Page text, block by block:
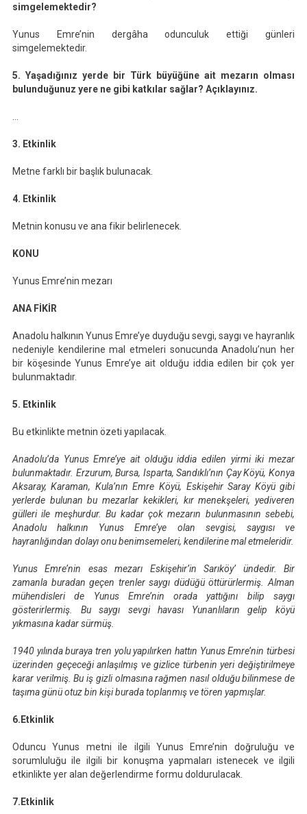
simgelemektedir?
Yunus Emre’nin dergâha odunculuk ettiği günleri
simgelemektedir.
5. Yaşadığınız yerde bir Türk büyüğüne ait mezarın olması
bulunduğunuz yere ne gibi katkılar sağlar? Açıklayınız.
3. Etkinlik
Metne farklı bir başlık bulunacak.
4. Etkinlik
Metnin konusu ve ana fikir belirlenecek.
KONU
Yunus Emre’nin mezarı
ANA FİKİR
Anadolu halkının Yunus Emre’ye duyduğu sevgi, saygı ve hayranlık
nedeniyle kendilerine mal etmeleri sonucunda Anadolu’nun her
bir köşesinde Yunus Emre’ye ait olduğu iddia edilen bir çok yer
bulunmaktadır.
5. Etkinlik
Bu etkinlikte metnin özeti yapılacak.
Anadolu’da Yunus Emre’ye ait olduğu iddia edilen yirmi iki mezar
bulunmaktadır. Erzurum, Bursa, Isparta, Sandıklı’nın Çay Köyü, Konya
Aksaray, Karaman, Kula’nın Emre Köyü, Eskişehir Saray Köyü gibi
yerlerde bulunan bu mezarlar kekikleri, kır menekşeleri, yediveren
gülleri ile meşhurdur. Bu kadar çok mezarın bulunmasının sebebi,
Anadolu halkının Yunus Emre’ye olan sevgisi, saygısı ve
hayranlığından dolayı onu benimsemeleri, kendilerine mal etmeleridir.
Yunus Emre’nin esas mezarı Eskişehir’in Sarıköy’ ündedir. Bir
zamanla buradan geçen trenler saygı düdüğü öttürürlermiş. Alman
mühendisleri de Yunus Emre’nin orada yattığını bilip saygı
gösterirlermiş. Bu saygı sevgi havası Yunanlıların gelip köyü
yıkmasına kadar sürmüş.
1940 yılında buraya tren yolu yapılırken hattın Yunus Emre’nin türbesi
üzerinden geçeceği anlaşılmış ve gizlice türbenin yeri değiştirilmeye
karar verilmiş. Bu iş gizli olmasına rağmen nasıl olduğu bilinmese de
taşıma günü otuz bin kişi burada toplanmış ve tören yapmışlar.
6.Etkinlik
Oduncu Yunus metni ile ilgili Yunus Emre’nin doğruluğu ve
sorumluluğu ile ilgili bir konuşma yapmaları istenecek ve ilgili
etkinlikte yer alan değerlendirme formu doldurulacak.
7.Etkinlik